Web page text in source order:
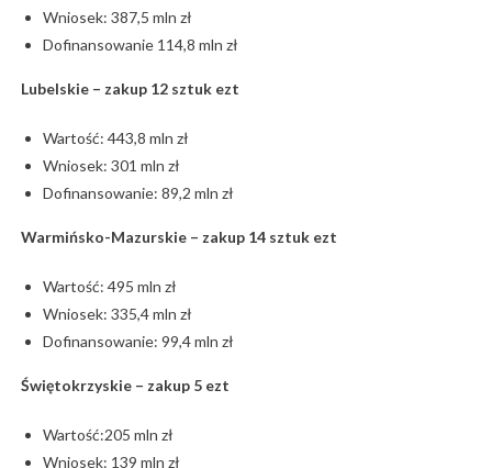
Wniosek: 387,5 mln zł
Dofinansowanie 114,8 mln zł
Lubelskie – zakup 12 sztuk ezt
Wartość: 443,8 mln zł
Wniosek: 301 mln zł
Dofinansowanie: 89,2 mln zł
Warmińsko-Mazurskie – zakup 14 sztuk ezt
Wartość: 495 mln zł
Wniosek: 335,4 mln zł
Dofinansowanie: 99,4 mln zł
Świętokrzyskie – zakup 5 ezt
Wartość:205 mln zł
Wniosek: 139 mln zł